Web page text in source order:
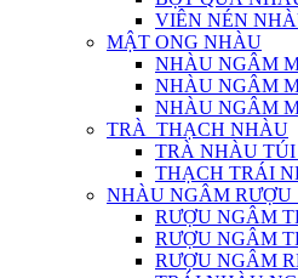
VIÊN NÉN
MẬT ONG NHÀU
NHÀU NGÂM
NHÀU NGÂM
NHÀU NGÂM
TRÀ_THẠCH NHÀU
TRÀ NHÀU TÚI
THẠCH TRÁI
NHÀU NGÂM
RƯỢU NGÂM
RƯỢU NGÂM
RƯỢU NGÂM